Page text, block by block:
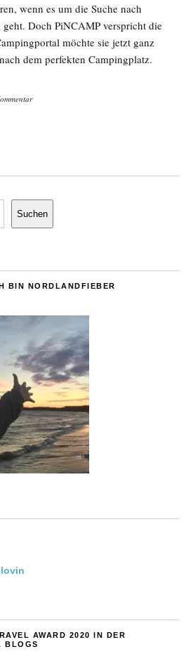
wenn es um die Suche nach
geht. Doch PiNCAMP verspricht die
möchte sie jetzt ganz
dem perfekten Campingplatz.
Suchen
BIN NORDLANDFIEBER
AWARD 2020 IN DER
BLOGS